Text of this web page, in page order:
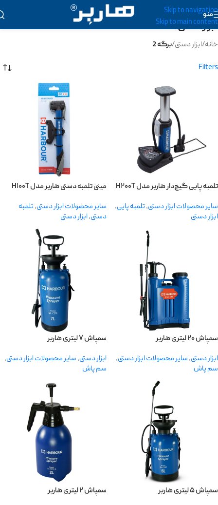
Skip to navigation
Skip to main content
منو
ابزار دستی
خانه/ابزار دستی/برگه 2
Filters
تلمبه پایی گیج‌دار هاربر مدل H۲۰۰T
سایر محصولات ابزار دستی,تلمبه پایی,
ابزار دستی
مینی تلمبه دستی هاربر مدل H۱۰۰T
سایر محصولات ابزار دستی,تلمبه
دستی,ابزار دستی
سمپاش ۲۰ لیتری هاربر
ابزار دستی,سایر محصولات ابزار دستی,
سم پاش
سمپاش ۷ لیتری هاربر
ابزار دستی,سایر محصولات ابزار دستی,
سم پاش
سمپاش ۵ لیتری هاربر
سمپاش ۲ لیتری هاربر